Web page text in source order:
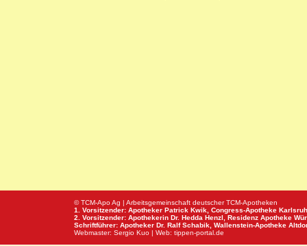
© TCM-Apo Ag | Arbeitsgemeinschaft deutscher TCM-Apotheken
1. Vorsitzender: Apotheker Patrick Kwik, Congress-Apotheke
2. Vorsitzender: Apothekerin Dr. Hedda Henzl, Residenz Apotheke
Schriftführer: Apotheker Dr. Ralf Schabik, Wallenstein-Apotheke
Webmaster: Sergio Kuo | Web: tippen-portal.de